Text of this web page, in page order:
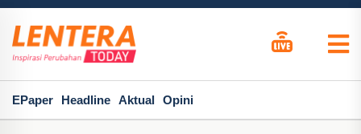
EPaper Headline Aktual Opini